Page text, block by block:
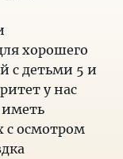
хорошего
с детьми 5 и
у нас
иметь
с осмотром